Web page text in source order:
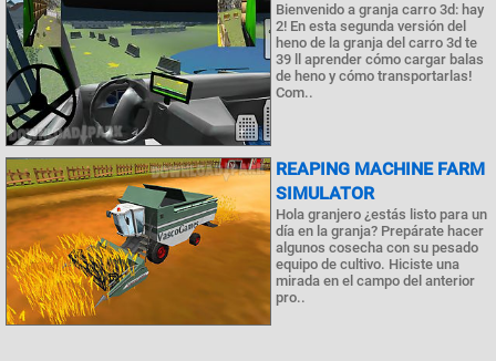
Bienvenido a granja carro 3d: hay
2! En esta segunda versión del
heno de la granja del carro 3d te
39 ll aprender cómo cargar balas
de heno y cómo transportarlas!
Com..
REAPING MACHINE FARM
SIMULATOR
Hola granjero ¿estás listo para un
día en la granja? Prepárate hacer
algunos cosecha con su pesado
equipo de cultivo. Hiciste una
mirada en el campo del anterior
pro..